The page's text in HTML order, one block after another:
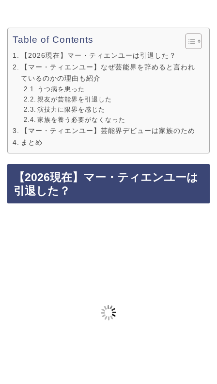
Table of Contents
【2026現在】マー・ティエンユーは引退した？
【マー・ティエンユー】なぜ芸能界を辞めると言われ
ているのかの理由も紹介
うつ病を患った
親友が芸能界を引退した
演技力に限界を感じた
家族を養う必要がなくなった
【マー・ティエンユー】芸能界デビューは家族のため
まとめ
【2026現在】マー・ティエンユーは
引退した？